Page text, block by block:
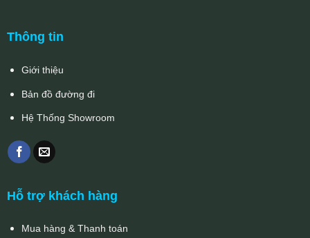
Thông tin
Giới thiệu
Bản đồ đường đi
Hệ Thống Showroom
Hỗ trợ khách hàng
Mua hàng & Thanh toán